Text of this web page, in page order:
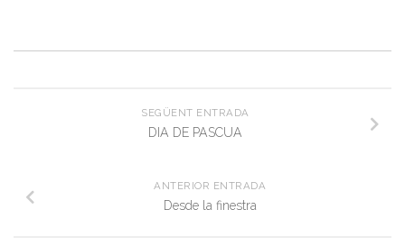
SEGÜENT ENTRADA
DIA DE PASCUA
ANTERIOR ENTRADA
Desde la finestra